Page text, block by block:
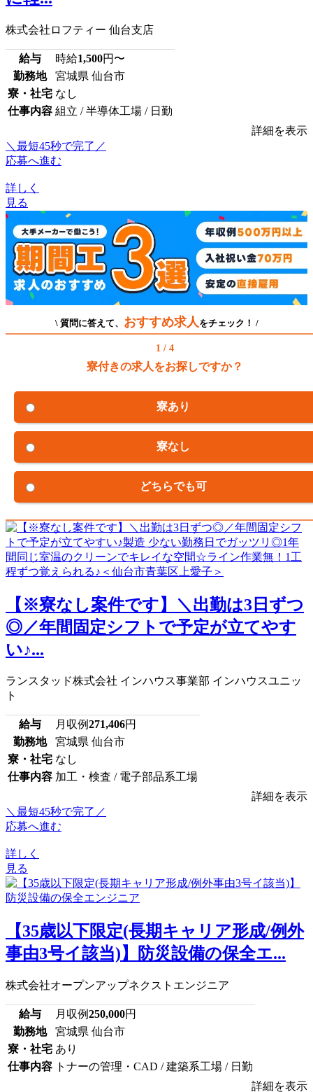
株式会社ロフティー 仙台支店
給与 時給1,500円〜
勤務地
宮城県 仙台市
寮・社宅 なし
仕事内容 組立 / 半導体工場 / 日勤
詳細を表示
＼最短45秒で完了／
応募へ進む
詳しく
見る
\ 質問に答えて、 おすすめ求人 をチェック！ /
1 / 4
寮付きの求人をお探しですか？
寮あり
寮なし
どちらでも可
【※寮なし案件です】＼出勤は3日ずつ
◎／年間固定シフトで予定が立てやす
い♪...
ランスタッド株式会社 インハウス事業部 インハウスユニッ
ト
給与 月収例271,406円
勤務地
宮城県 仙台市
寮・社宅 なし
仕事内容 加工・検査 / 電子部品系工場
詳細を表示
＼最短45秒で完了／
応募へ進む
詳しく
見る
【35歳以下限定(長期キャリア形成/例外
事由3号イ該当)】防災設備の保全エ...
株式会社オープンアップネクストエンジニア
給与 月収例250,000円
勤務地
宮城県 仙台市
寮・社宅 あり
仕事内容 トナーの管理・CAD / 建築系工場 / 日勤
詳細を表示